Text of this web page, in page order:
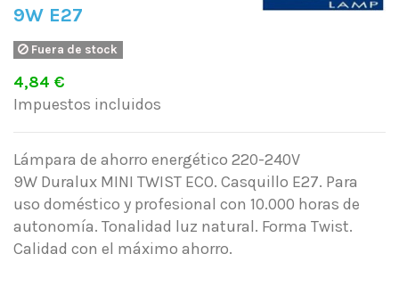
9W E27
Fuera de stock
4,84 €
Impuestos incluidos
Lámpara de ahorro energético 220-240V
9W Duralux MINI TWIST ECO. Casquillo E27. Para
uso doméstico y profesional con 10.000 horas de
autonomía. Tonalidad luz natural. Forma Twist.
Calidad con el máximo ahorro.